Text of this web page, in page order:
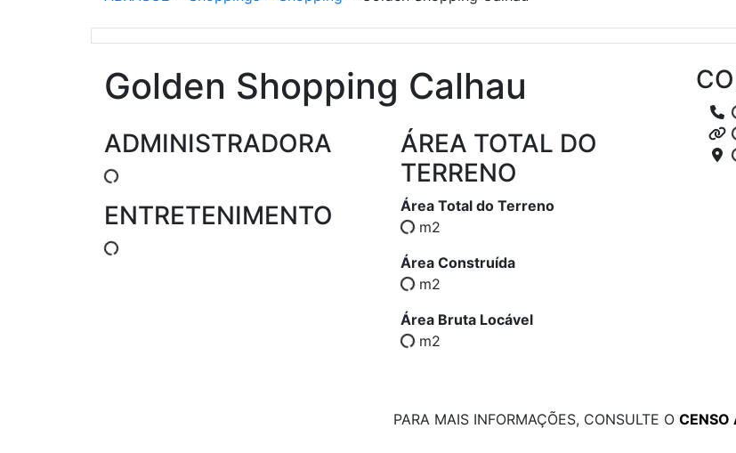
Golden Shopping Calhau
ADMINISTRADORA
ENTRETENIMENTO
ÁREA TOTAL DO
TERRENO
Área Total do Terreno
m2
Área Construída
m2
Área Bruta Locável
m2
PARA MAIS INFORMAÇÕES, CONSULTE O CENSO